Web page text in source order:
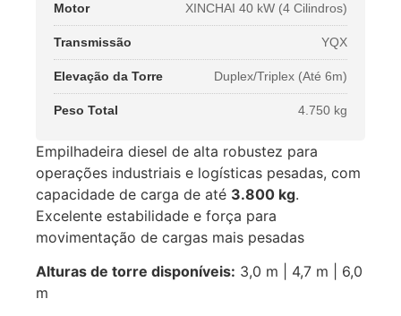
Motor XINCHAI 40 kW (4 Cilindros)
Transmissão YQX
Elevação da Torre Duplex/Triplex (Até 6m)
Peso Total 4.750 kg
Empilhadeira diesel de alta robustez para
operações industriais e logísticas pesadas, com
capacidade de carga de até 3.800 kg.
Excelente estabilidade e força para
movimentação de cargas mais pesadas
Alturas de torre disponíveis: 3,0 m | 4,7 m | 6,0
m